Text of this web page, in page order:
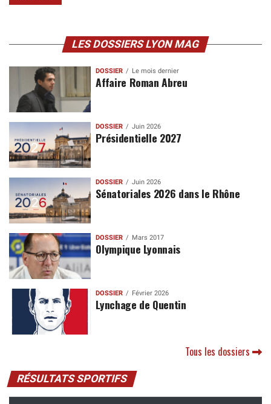
LES DOSSIERS LYON MAG
DOSSIER Le mois dernier
Affaire Roman Abreu
DOSSIER Juin 2026
Présidentielle 2027
DOSSIER Juin 2026
Sénatoriales 2026 dans le Rhône
DOSSIER Mars 2017
Olympique Lyonnais
DOSSIER Février 2026
Lynchage de Quentin
Tous les dossiers
RÉSULTATS SPORTIFS